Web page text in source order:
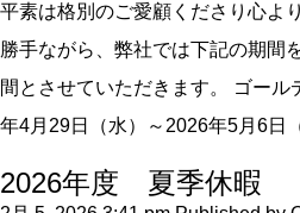
平素は格別のご愛顧くださり心よ
勝手ながら、弊社では下記の期間
間とさせていただきます。 ゴー
年4月29日（水）～2026年5月6日
2026年度 夏季休暇